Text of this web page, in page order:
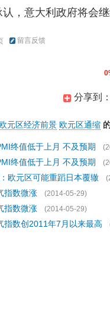
，意大利政府将会
留言反馈
分享到：
元区经济前景 欧元区通缩
终值低于上月 不及预期
终值低于上月 不及预期
欧元区可能重蹈日本覆辙
指数微涨
(2014-05-29)
指数微涨
(2014-05-29)
指数创2011年7月以来最高